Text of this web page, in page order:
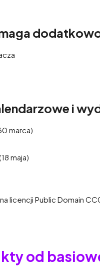
i
marca)
maja)
licencji Public Domain
od